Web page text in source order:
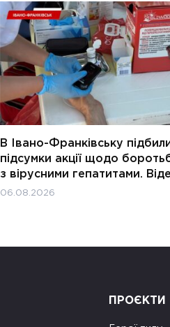
В Івано-Франківську
підсумки акції щодо
з вірусними гепатитами.
06.08.2026
ПРОЄКТИ